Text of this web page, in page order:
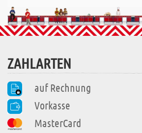
ZAHLARTEN
auf Rechnung
Vorkasse
MasterCard